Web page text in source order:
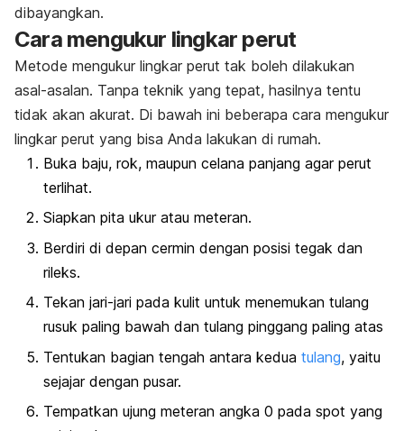
dibayangkan.
Cara mengukur lingkar perut
Metode mengukur lingkar perut tak boleh dilakukan
asal-asalan. Tanpa teknik yang tepat, hasilnya tentu
tidak akan akurat. Di bawah ini beberapa cara mengukur
lingkar perut yang bisa Anda lakukan di rumah.
Buka baju, rok, maupun celana panjang agar perut
terlihat.
Siapkan pita ukur atau meteran.
Berdiri di depan cermin dengan posisi tegak dan
rileks.
Tekan jari-jari pada kulit untuk menemukan tulang
rusuk paling bawah dan tulang pinggang paling atas
Tentukan bagian tengah antara kedua tulang, yaitu
sejajar dengan pusar.
Tempatkan ujung meteran angka 0 pada spot yang